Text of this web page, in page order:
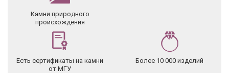
Камни природного
происхождения
Есть сертификаты на камни
от МГУ
Более 10 000 изделий